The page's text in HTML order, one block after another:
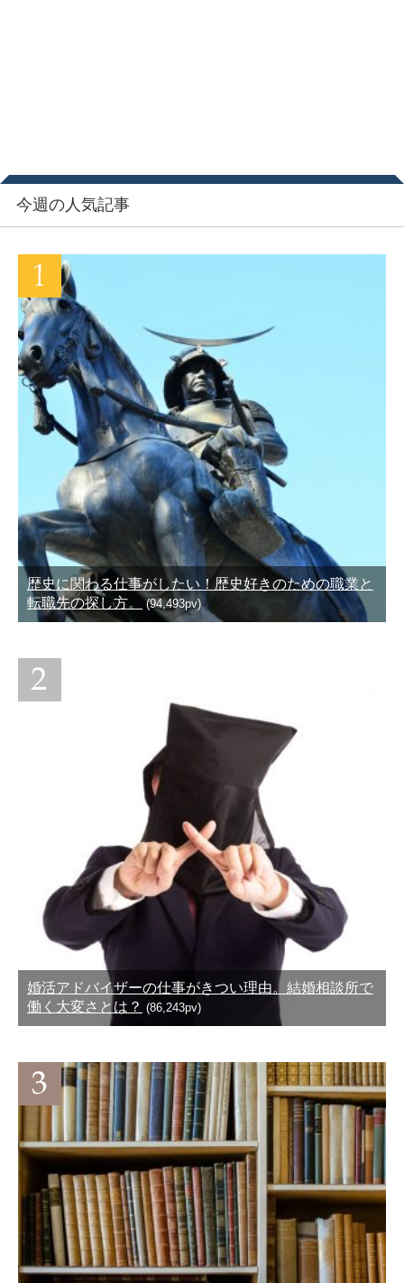
今週の人気記事
歴史に関わる仕事がしたい！歴史好きのための職業と
転職先の探し方。
(94,493pv)
婚活アドバイザーの仕事がきつい理由。結婚相談所で
働く大変さとは？ (86,243pv)